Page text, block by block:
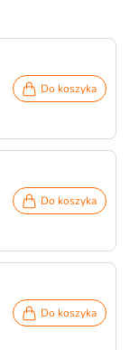
Do koszyka
Do koszyka
Do koszyka